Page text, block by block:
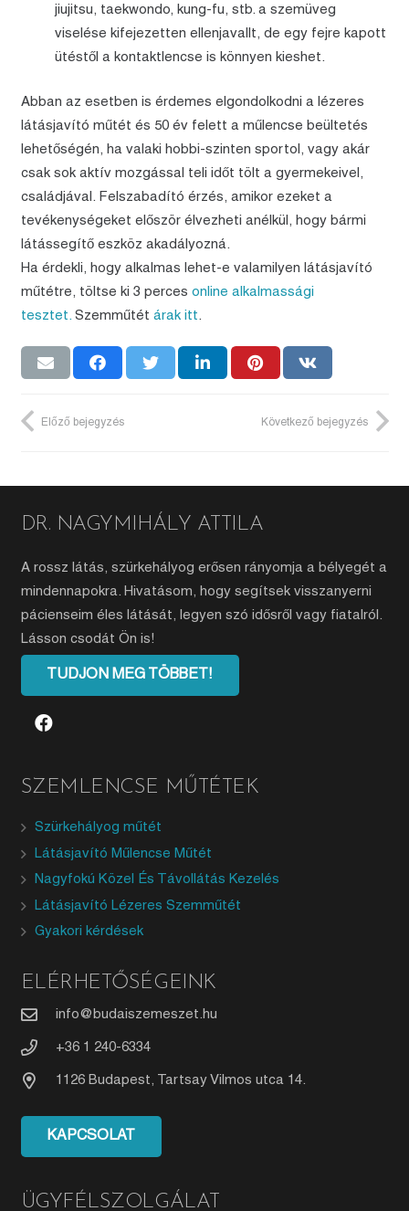
jiujitsu, taekwondo, kung-fu, stb. a szemüveg
viselése kifejezetten ellenjavallt, de egy fejre kapott
ütéstől a kontaktlencse is könnyen kieshet.
Abban az esetben is érdemes elgondolkodni a lézeres
látásjavító műtét és 50 év felett a műlencse beültetés
lehetőségén, ha valaki hobbi-szinten sportol, vagy akár
csak sok aktív mozgással teli időt tölt a gyermekeivel,
családjával. Felszabadító érzés, amikor ezeket a
tevékenységeket először élvezheti anélkül, hogy bármi
látássegítő eszköz akadályozná.
Ha érdekli, hogy alkalmas lehet-e valamilyen látásjavító
műtétre, töltse ki 3 perces online alkalmassági
tesztet.Szemműtét árak itt.
Előző bejegyzés Következő bejegyzés
DR. NAGYMIHÁLY ATTILA
A rossz látás, szürkehályog erősen rányomja a bélyegét a
mindennapokra. Hivatásom, hogy segítsek visszanyerni
pácienseim éles látását, legyen szó idősről vagy fiatalról.
Lásson csodát Ön is!
TUDJON MEG TÖBBET!
SZEMLENCSE MŰTÉTEK
Szürkehályog műtét
Látásjavító Műlencse Műtét
Nagyfokú Közel És Távollátás Kezelés
Látásjavító Lézeres Szemműtét
Gyakori kérdések
ELÉRHETŐSÉGEINK
info@budaiszemeszet.hu
+36 1 240-6334
1126 Budapest, Tartsay Vilmos utca 14.
KAPCSOLAT
ÜGYFÉLSZOLGÁLAT